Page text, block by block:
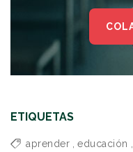
ETIQUETAS
aprender educación